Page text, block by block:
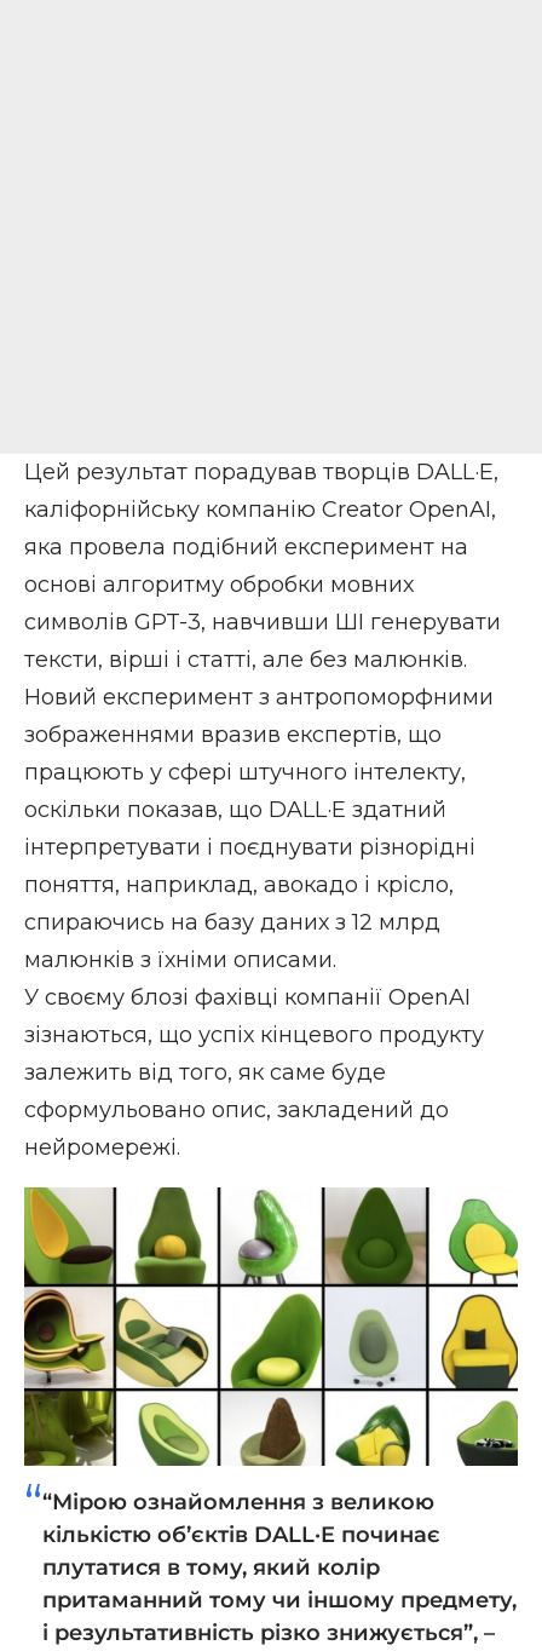
Цей результат порадував творців DALL·E,
каліфорнійську компанію Creator OpenAI,
яка провела подібний експеримент на
основі алгоритму обробки мовних
символів GPT-3, навчивши ШІ генерувати
тексти, вірші і статті, але без малюнків.
Новий експеримент з антропоморфними
зображеннями вразив експертів, що
працюють у сфері штучного інтелекту,
оскільки показав, що DALL·E здатний
інтерпретувати і поєднувати різнорідні
поняття, наприклад, авокадо і крісло,
спираючись на базу даних з 12 млрд
малюнків з їхніми описами.
У своєму блозі фахівці компанії OpenAI
зізнаються, що успіх кінцевого продукту
залежить від того, як саме буде
сформульовано опис, закладений до
нейромережі.
“Мірою ознайомлення з великою
кількістю об’єктів DALL·E починає
плутатися в тому, який колір
притаманний тому чи іншому предмету,
і результативність різко знижується”, –